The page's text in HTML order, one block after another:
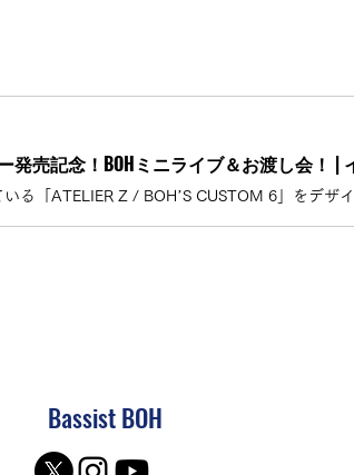
Bassist BOH